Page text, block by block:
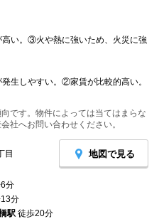
い。③火や熱に強いため、火災に強
生しやすい。②家賃が比較的高い。
です。物件によっては当てはまらな
社へお問い合わせください。
目 地図で見る
分
分
駅 徒歩20分